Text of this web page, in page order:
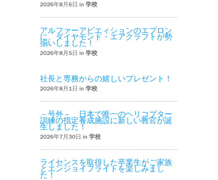
2026年8月6日 in 学校
アルファーアビエィションのエプロン
に、ダイヤモンド・エアクラフトが勢
揃いしました！
2026年8月5日 in 学校
社長と専務からの嬉しいプレゼント！
2026年8月1日 in 学校
－号外－ 日本で唯一のヘリコプター
訓練の指定養成施設に新しい教官が誕
生しました！
2026年7月30日 in 学校
ライセンスを取得した卒業生がご家族
とエンジョイフライトを楽しみまし
た！